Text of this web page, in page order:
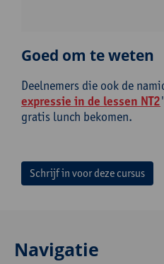
Goed om te weten
Deelnemers die ook de
expressie in de lessen NT2
gratis lunch bekomen.
Schrijf in voor deze cursus
Navigatie